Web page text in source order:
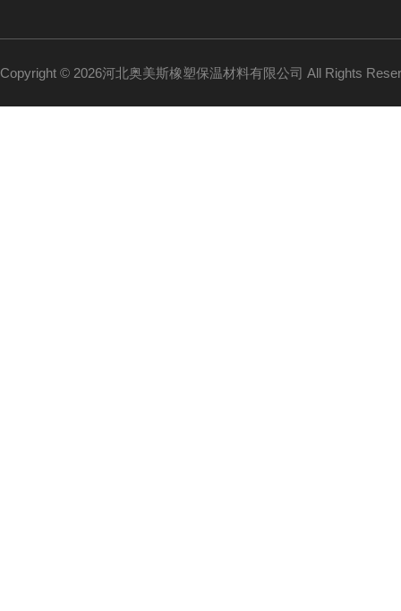
Copyright © 2026河北奥美斯橡塑保温材料有限公司 All Rights